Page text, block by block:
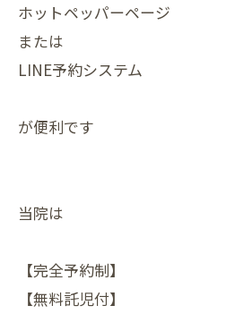
ホットペッパーページ
または
LINE予約システム
が便利です
当院は
【完全予約制】
【無料託児付】